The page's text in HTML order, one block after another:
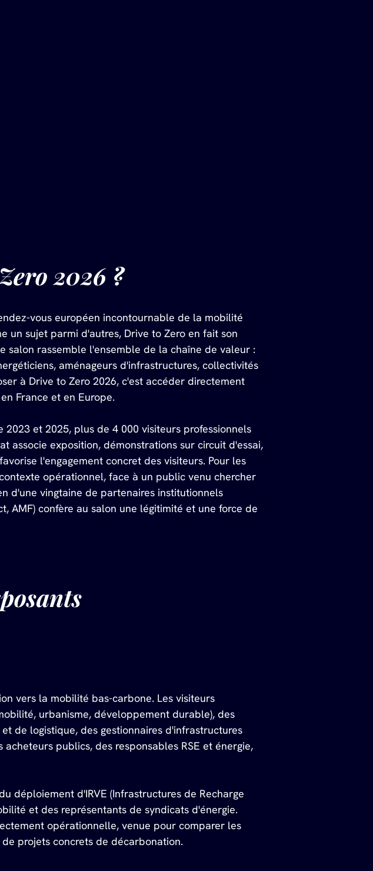
2026 ?
vous européen incontournable de la mobilité
un sujet parmi d'autres, Drive to Zero en fait son
salon rassemble l'ensemble de la chaîne de valeur :
aménageurs d'infrastructures, collectivités
à Drive to Zero 2026, c'est accéder directement
France et en Europe.
et 2025, plus de 4 000 visiteurs professionnels
associe exposition, démonstrations sur circuit d'essai,
l'engagement concret des visiteurs. Pour les
opérationnel, face à un public venu chercher
d'une vingtaine de partenaires institutionnels
AMF) confère au salon une légitimité et une force de
vers la mobilité bas-carbone. Les visiteurs
urbanisme, développement durable), des
de logistique, des gestionnaires d'infrastructures
publics, des responsables RSE et énergie,
déploiement d'IRVE (Infrastructures de Recharge
et des représentants de syndicats d'énergie.
opérationnelle, venue pour comparer les
projets concrets de décarbonation.